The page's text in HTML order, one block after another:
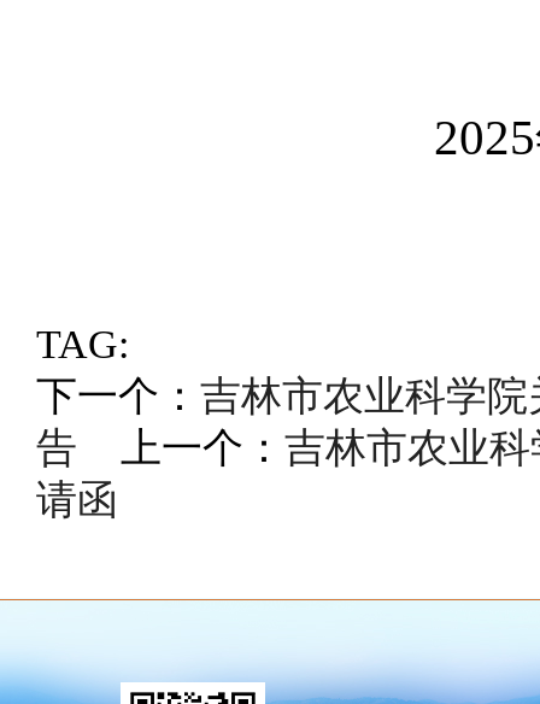
2025年6
TAG:
下一个： 吉林市农业科学
告 上一个： 吉林市农业
请函